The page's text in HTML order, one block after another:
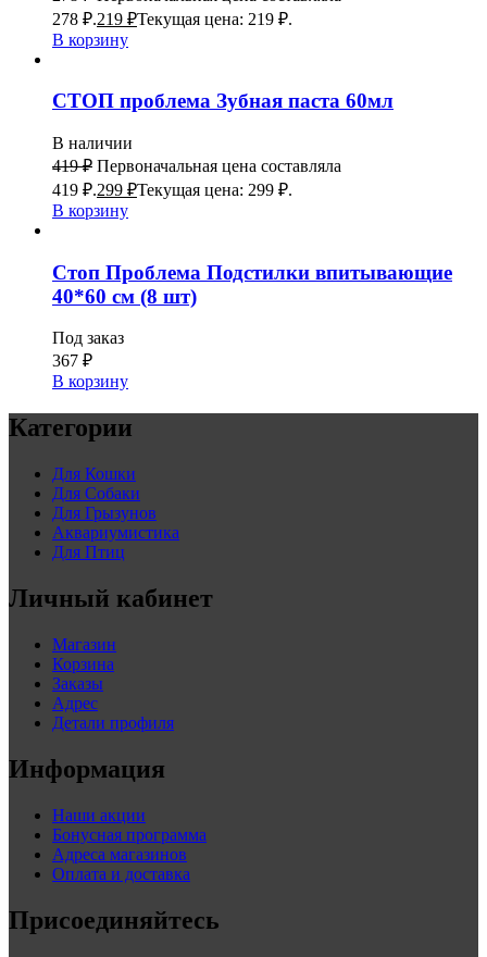
278 ₽.219 ₽Текущая цена: 219 ₽.
В корзину
СТОП проблема Зубная паста 60мл
В наличии
419₽ Первоначальная цена составляла
419 ₽.299 ₽Текущая цена: 299 ₽.
В корзину
Стоп Проблема Подстилки впитывающие
40*60 см (8 шт)
Под заказ
367 ₽
В корзину
Категории
Для Кошки
Для Собаки
Для Грызунов
Аквариумистика
Для Птиц
Личный кабинет
Магазин
Корзина
Заказы
Адрес
Детали профиля
Информация
Наши акции
Бонусная программа
Адреса магазинов
Оплата и доставка
Присоединяйтесь